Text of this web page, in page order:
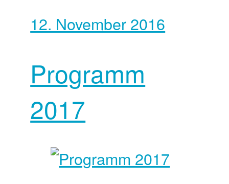
12. November 2016
Programm
2017